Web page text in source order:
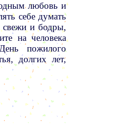
любовь и
себе думать
свежи и бодры,
на человека
пожилого
долгих лет,